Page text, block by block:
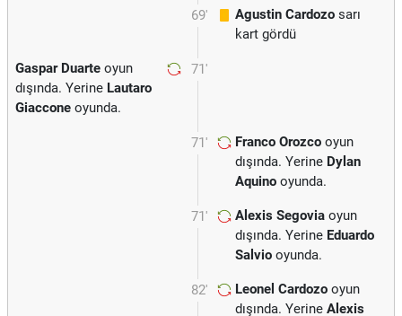
69' Agustin Cardozo sarı
kart gördü
71'
Gaspar Duarte oyun
dışında. Yerine Lautaro
Giaccone oyunda.
71' Franco Orozco oyun
dışında. Yerine Dylan
Aquino oyunda.
71' Alexis Segovia oyun
dışında. Yerine Eduardo
Salvio oyunda.
82' Leonel Cardozo oyun
dışında. Yerine Alexis